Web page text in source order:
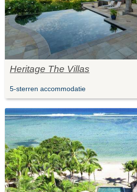
Heritage The Villas
5-sterren accommodatie